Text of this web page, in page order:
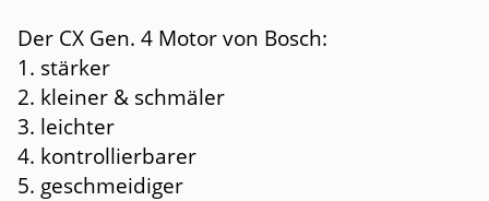
Der CX Gen. 4 Motor von Bosch:
1. stärker
2. kleiner & schmäler
3. leichter
4. kontrollierbarer
5. geschmeidiger